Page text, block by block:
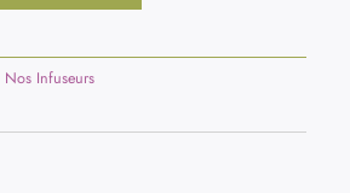
Nos Infuseurs